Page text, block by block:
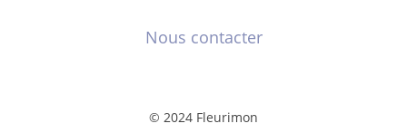
Nous contacter
© 2024 Fleurimon